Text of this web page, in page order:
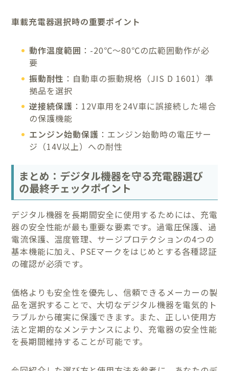
車載充電器選択時の重要ポイント
動作温度範囲 ：-20℃〜80℃の広範囲動作が必
要
振動耐性 ：自動車の振動規格（JIS D 1601）準
拠品を選択
逆接続保護 ：12V車用を24V車に誤接続した場合
の保護機能
エンジン始動保護 ：エンジン始動時の電圧サー
ジ（14V以上）への耐性
まとめ：デジタル機器を守る充電器選び
の最終チェックポイント
デジタル機器を長期間安全に使用するためには、充電
器の安全性能が最も重要な要素です。過電圧保護、過
電流保護、温度管理、サージプロテクションの4つの
基本機能に加え、PSEマークをはじめとする各種認証
の確認が必須です。
価格よりも安全性を優先し、信頼できるメーカーの製
品を選択することで、大切なデジタル機器を電気的ト
ラブルから確実に保護できます。また、正しい使用方
法と定期的なメンテナンスにより、充電器の安全性能
を長期間維持することが可能です。